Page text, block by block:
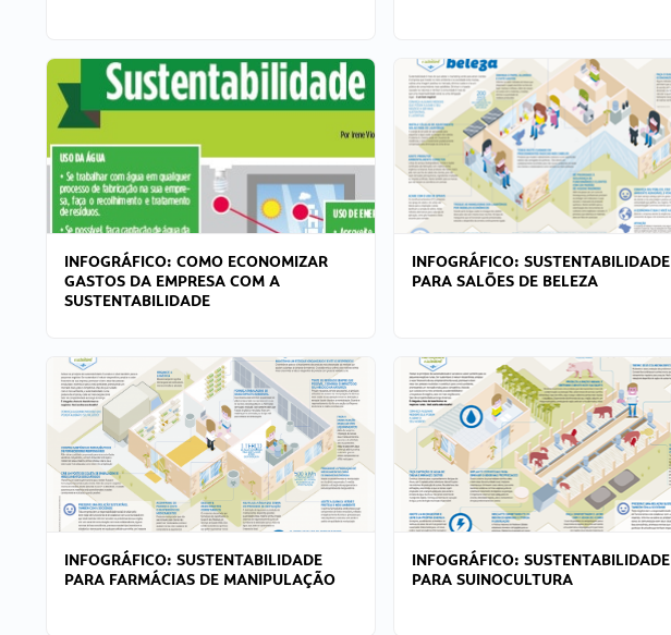
INFOGRÁFICO: COMO ECONOMIZAR
GASTOS DA EMPRESA COM A
SUSTENTABILIDADE
INFOGRÁFICO: SUSTENTABILIDADE
PARA SALÕES DE BELEZA
INFOGRÁFICO: SUSTENTABILIDADE
PARA FARMÁCIAS DE MANIPULAÇÃO
INFOGRÁFICO: SUSTENTABILIDADE
PARA SUINOCULTURA